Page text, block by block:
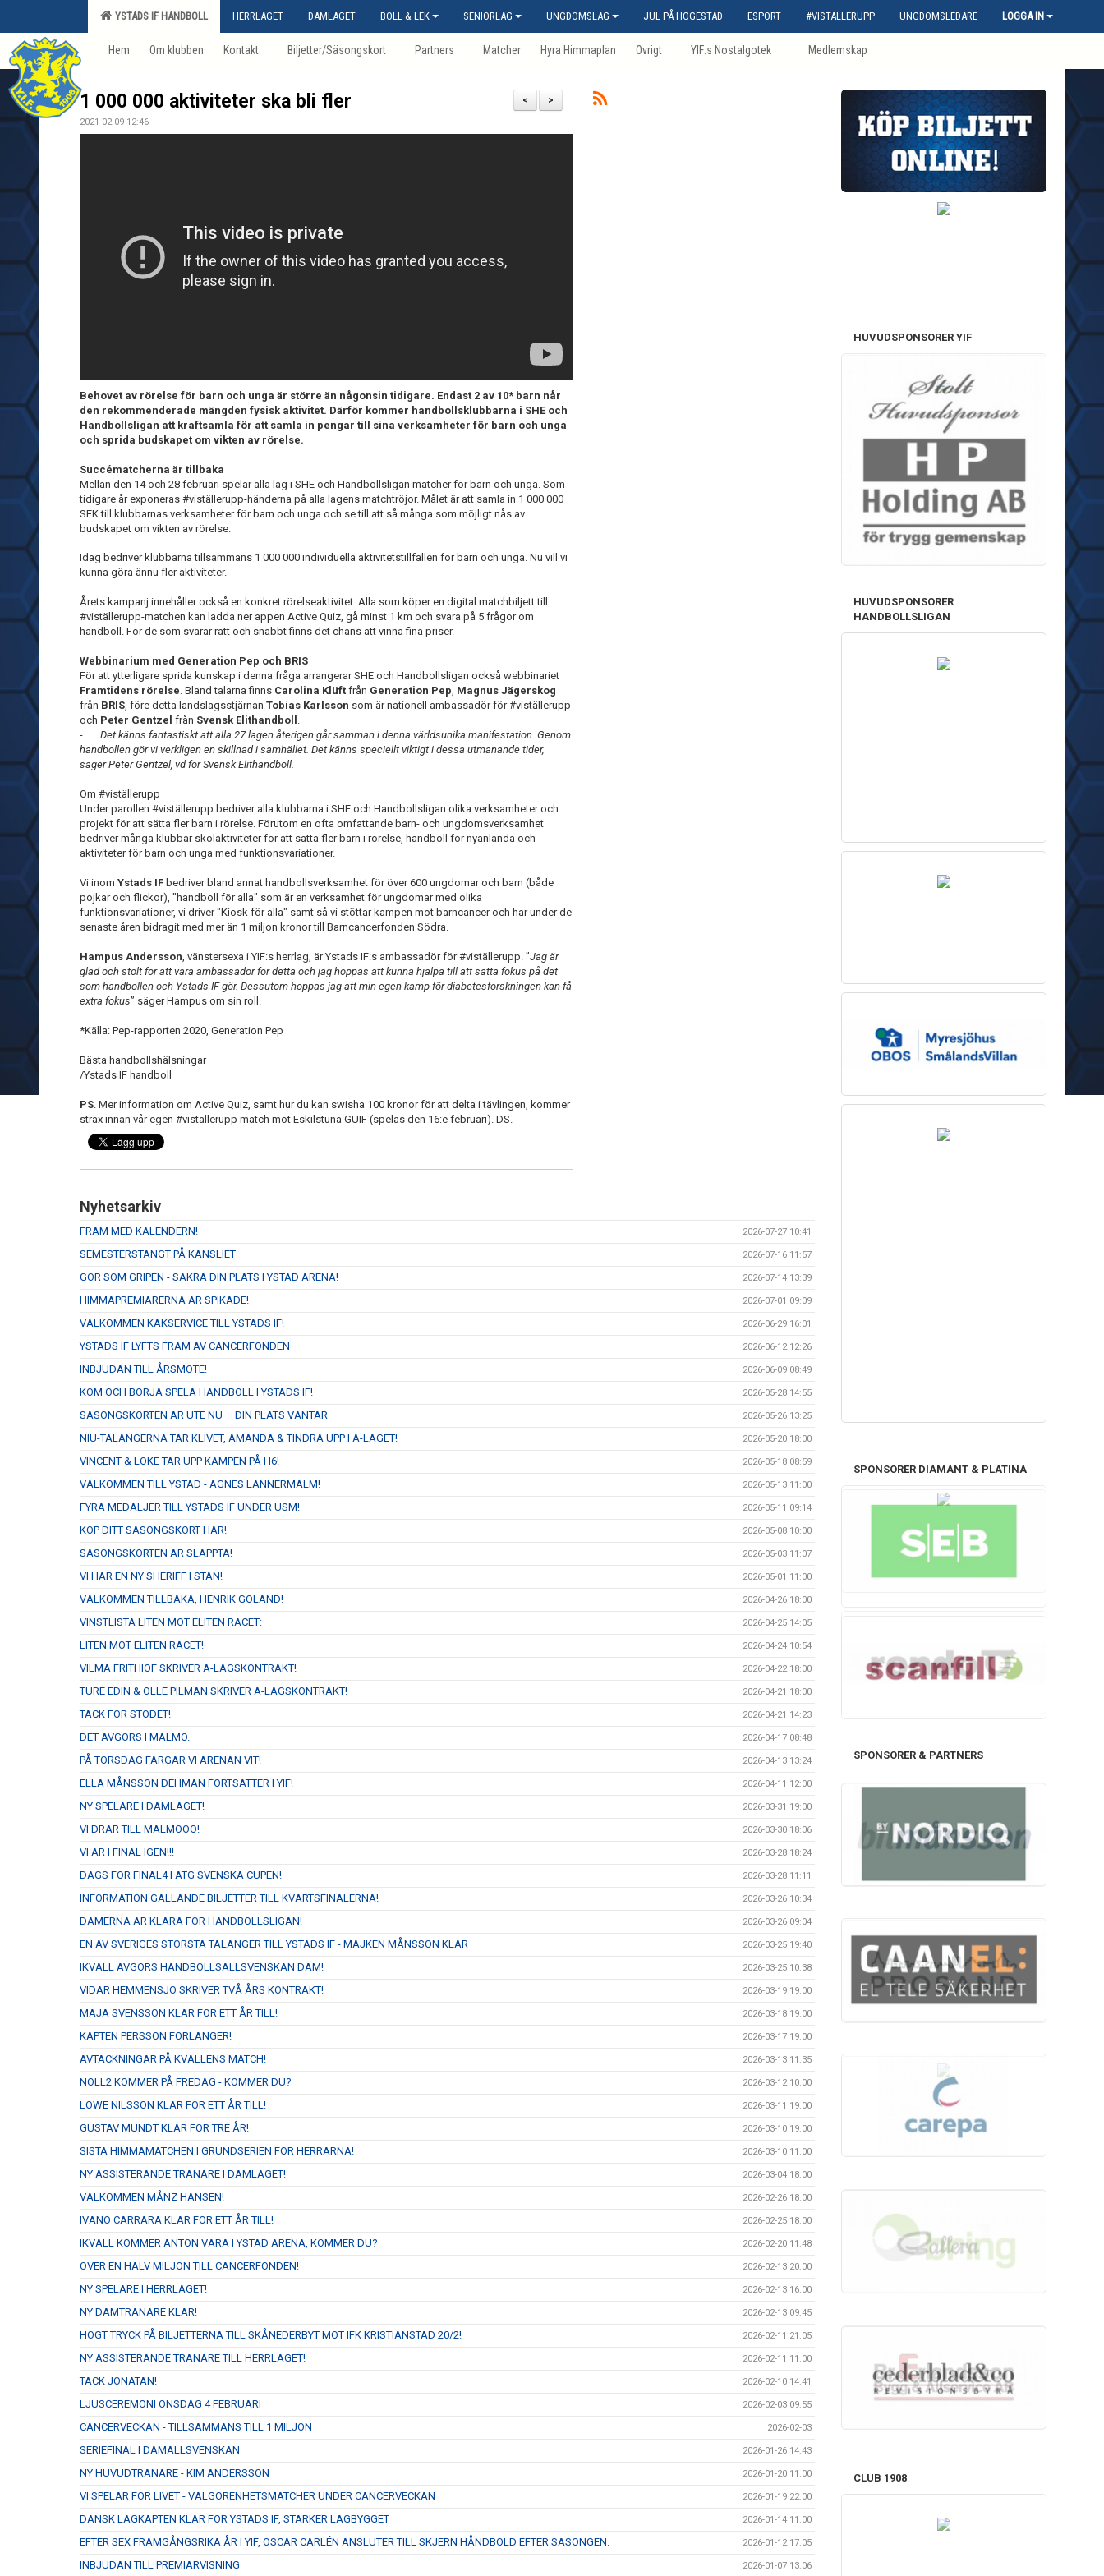
YSTADS IF HANDBOLL HERRLAGET DAMLAGET BOLL & LEK SENIORLAG UNGDOMSLAG JUL PÅ HÖGESTAD ESPORT #VISTÄLLERUPP UNGDOMSLEDARE LOGGA IN
Hem Om klubben Kontakt Biljetter/Säsongskort Partners Matcher Hyra Himmaplan Övrigt YIF:s Nostalgotek Medlemskap
>
<
1 000 000 aktiviteter ska bli fler
2021-02-09 12:46
Behovet av rörelse för barn och unga är större än någonsin tidigare. Endast 2 av 10* barn når
den rekommenderade mängden fysisk aktivitet. Därför kommer handbollsklubbarna i SHE och
Handbollsligan att kraftsamla för att samla in pengar till sina verksamheter för barn och unga
och sprida budskapet om vikten av rörelse.
Succématcherna är tillbaka
Mellan den 14 och 28 februari spelar alla lag i SHE och Handbollsligan matcher för barn och unga. Som
tidigare år exponeras #viställerupp-händerna på alla lagens matchtröjor. Målet är att samla in 1 000 000
SEK till klubbarnas verksamheter för barn och unga och se till att så många som möjligt nås av
budskapet om vikten av rörelse.
Idag bedriver klubbarna tillsammans 1 000 000 individuella aktivitetstillfällen för barn och unga. Nu vill vi
kunna göra ännu fler aktiviteter.
Årets kampanj innehåller också en konkret rörelseaktivitet. Alla som köper en digital matchbiljett till
#viställerupp-matchen kan ladda ner appen Active Quiz, gå minst 1 km och svara på 5 frågor om
handboll. För de som svarar rätt och snabbt finns det chans att vinna fina priser.
Webbinarium med Generation Pep och BRIS
För att ytterligare sprida kunskap i denna fråga arrangerar SHE och Handbollsligan också webbinariet
Framtidens rörelse. Bland talarna finns Carolina Klüft från Generation Pep, Magnus Jägerskog
från BRIS, före detta landslagsstjärnan Tobias Karlsson som är nationell ambassadör för #viställerupp
och Peter Gentzel från Svensk Elithandboll .
- Det känns fantastiskt att alla 27 lagen återigen går samman i denna världsunika manifestation. Genom
handbollen gör vi verkligen en skillnad i samhället. Det känns speciellt viktigt i dessa utmanande tider,
säger Peter Gentzel, vd för Svensk Elithandboll.
Om #viställerupp
Under parollen #viställerupp bedriver alla klubbarna i SHE och Handbollsligan olika verksamheter och
projekt för att sätta fler barn i rörelse. Förutom en ofta omfattande barn- och ungdomsverksamhet
bedriver många klubbar skolaktiviteter för att sätta fler barn i rörelse, handboll för nyanlända och
aktiviteter för barn och unga med funktionsvariationer.
Vi inom Ystads IF bedriver bland annat handbollsverksamhet för över 600 ungdomar och barn (både
pojkar och flickor), "handboll för alla" som är en verksamhet för ungdomar med olika
funktionsvariationer, vi driver "Kiosk för alla" samt så vi stöttar kampen mot barncancer och har under de
senaste åren bidragit med mer än 1 miljon kronor till Barncancerfonden Södra.
Hampus Andersson, vänstersexa i YIF:s herrlag, är Ystads IF:s ambassadör för #viställerupp. ”Jag är
glad och stolt för att vara ambassadör för detta och jag hoppas att kunna hjälpa till att sätta fokus på det
som handbollen och Ystads IF gör. Dessutom hoppas jag att min egen kamp för diabetesforskningen kan få
extra fokus” säger Hampus om sin roll.
*Källa: Pep-rapporten 2020, Generation Pep
Bästa handbollshälsningar
/Ystads IF handboll
PS. Mer information om Active Quiz, samt hur du kan swisha 100 kronor för att delta i tävlingen, kommer
strax innan vår egen #viställerupp match mot Eskilstuna GUIF (spelas den 16:e februari). DS.
Nyhetsarkiv
FRAM MED KALENDERN! 2026-07-27 10:41
SEMESTERSTÄNGT PÅ KANSLIET 2026-07-16 11:57
GÖR SOM GRIPEN - SÄKRA DIN PLATS I YSTAD ARENA! 2026-07-14 13:39
HIMMAPREMIÄRERNA ÄR SPIKADE! 2026-07-01 09:09
VÄLKOMMEN KAKSERVICE TILL YSTADS IF! 2026-06-29 16:01
YSTADS IF LYFTS FRAM AV CANCERFONDEN 2026-06-12 12:26
INBJUDAN TILL ÅRSMÖTE! 2026-06-09 08:49
KOM OCH BÖRJA SPELA HANDBOLL I YSTADS IF! 2026-05-28 14:55
SÄSONGSKORTEN ÄR UTE NU – DIN PLATS VÄNTAR 2026-05-26 13:25
NIU-TALANGERNA TAR KLIVET, AMANDA & TINDRA UPP I A-LAGET! 2026-05-20 18:00
VINCENT & LOKE TAR UPP KAMPEN PÅ H6! 2026-05-18 08:59
VÄLKOMMEN TILL YSTAD - AGNES LANNERMALM! 2026-05-13 11:00
FYRA MEDALJER TILL YSTADS IF UNDER USM! 2026-05-11 09:14
KÖP DITT SÄSONGSKORT HÄR! 2026-05-08 10:00
SÄSONGSKORTEN ÄR SLÄPPTA! 2026-05-03 11:07
VI HAR EN NY SHERIFF I STAN! 2026-05-01 11:00
VÄLKOMMEN TILLBAKA, HENRIK GÖLAND! 2026-04-26 18:00
VINSTLISTA LITEN MOT ELITEN RACET: 2026-04-25 14:05
LITEN MOT ELITEN RACET! 2026-04-24 10:54
VILMA FRITHIOF SKRIVER A-LAGSKONTRAKT! 2026-04-22 18:00
TURE EDIN & OLLE PILMAN SKRIVER A-LAGSKONTRAKT! 2026-04-21 18:00
TACK FÖR STÖDET! 2026-04-21 14:23
DET AVGÖRS I MALMÖ. 2026-04-17 08:48
PÅ TORSDAG FÄRGAR VI ARENAN VIT! 2026-04-13 13:24
ELLA MÅNSSON DEHMAN FORTSÄTTER I YIF! 2026-04-11 12:00
NY SPELARE I DAMLAGET! 2026-03-31 19:00
VI DRAR TILL MALMÖÖÖ! 2026-03-30 18:06
VI ÄR I FINAL IGEN!!! 2026-03-28 18:24
DAGS FÖR FINAL4 I ATG SVENSKA CUPEN! 2026-03-28 11:11
INFORMATION GÄLLANDE BILJETTER TILL KVARTSFINALERNA! 2026-03-26 10:34
DAMERNA ÄR KLARA FÖR HANDBOLLSLIGAN! 2026-03-26 09:04
EN AV SVERIGES STÖRSTA TALANGER TILL YSTADS IF - MAJKEN MÅNSSON KLAR 2026-03-25 19:40
IKVÄLL AVGÖRS HANDBOLLSALLSVENSKAN DAM! 2026-03-25 10:38
VIDAR HEMMENSJÖ SKRIVER TVÅ ÅRS KONTRAKT! 2026-03-19 19:00
MAJA SVENSSON KLAR FÖR ETT ÅR TILL! 2026-03-18 19:00
KAPTEN PERSSON FÖRLÄNGER! 2026-03-17 19:00
AVTACKNINGAR PÅ KVÄLLENS MATCH! 2026-03-13 11:35
NOLL2 KOMMER PÅ FREDAG - KOMMER DU? 2026-03-12 10:00
LOWE NILSSON KLAR FÖR ETT ÅR TILL! 2026-03-11 19:00
GUSTAV MUNDT KLAR FÖR TRE ÅR! 2026-03-10 19:00
SISTA HIMMAMATCHEN I GRUNDSERIEN FÖR HERRARNA! 2026-03-10 11:00
NY ASSISTERANDE TRÄNARE I DAMLAGET! 2026-03-04 18:00
VÄLKOMMEN MÅNZ HANSEN! 2026-02-26 18:00
IVANO CARRARA KLAR FÖR ETT ÅR TILL! 2026-02-25 18:00
IKVÄLL KOMMER ANTON VARA I YSTAD ARENA, KOMMER DU? 2026-02-20 11:48
ÖVER EN HALV MILJON TILL CANCERFONDEN! 2026-02-13 20:00
NY SPELARE I HERRLAGET! 2026-02-13 16:00
NY DAMTRÄNARE KLAR! 2026-02-13 09:45
HÖGT TRYCK PÅ BILJETTERNA TILL SKÅNEDERBYT MOT IFK KRISTIANSTAD 20/2! 2026-02-11 21:05
NY ASSISTERANDE TRÄNARE TILL HERRLAGET! 2026-02-11 11:00
TACK JONATAN! 2026-02-10 14:41
LJUSCEREMONI ONSDAG 4 FEBRUARI 2026-02-03 09:55
CANCERVECKAN - TILLSAMMANS TILL 1 MILJON 2026-02-03
SERIEFINAL I DAMALLSVENSKAN 2026-01-26 14:43
NY HUVUDTRÄNARE - KIM ANDERSSON 2026-01-20 11:00
VI SPELAR FÖR LIVET - VÄLGÖRENHETSMATCHER UNDER CANCERVECKAN 2026-01-19 22:00
DANSK LAGKAPTEN KLAR FÖR YSTADS IF, STÄRKER LAGBYGGET 2026-01-14 11:00
EFTER SEX FRAMGÅNGSRIKA ÅR I YIF, OSCAR CARLÉN ANSLUTER TILL SKJERN HÅNDBOLD EFTER SÄSONGEN. 2026-01-12 17:05
INBJUDAN TILL PREMIÄRVISNING 2026-01-07 13:06
HUVUDSPONSORER YIF
HUVUDSPONSORER
HANDBOLLSLIGAN
SPONSORER DIAMANT & PLATINA
SPONSORER & PARTNERS
CLUB 1908